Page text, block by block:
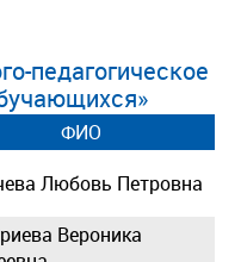
педагогическое
ФИО
Любовь Петровна
Вероника